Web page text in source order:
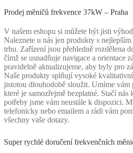
Prodej měničů frekvence 37kW – Praha
V našem eshopu si můžete být jisti
Naleznete u nás jen produkty s
trhu. Zařízení jsou přehledně rozdělena
čímž se usnadňuje navigace a orientace
pravidelně aktualizujeme, aby byly pro
Naše produkty splňují vysoké
jistotou dlouhodobě sloužit. Umíme vám
které je samozřejmě bezplatné. Stačí
potřeby jsme vám neustále k dispozici.
telefonicky nebo emailem a rádi vám
všechny vaše dotazy.
Super rychlé doručení frekvenčních